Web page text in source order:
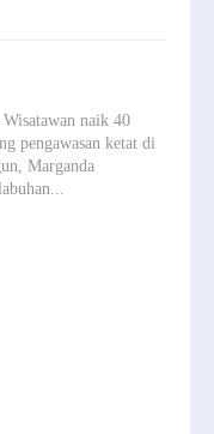
naik 40
pengawasan ketat di
Marganda